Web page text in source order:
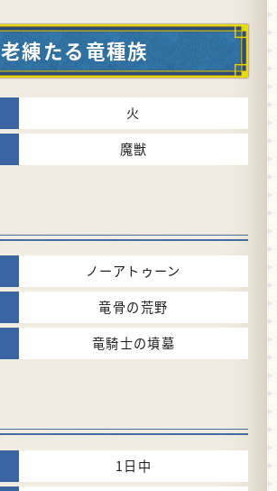
老練たる竜種族
火
魔獣
ノーアトゥーン
竜骨の荒野
竜騎士の墳墓
1日中